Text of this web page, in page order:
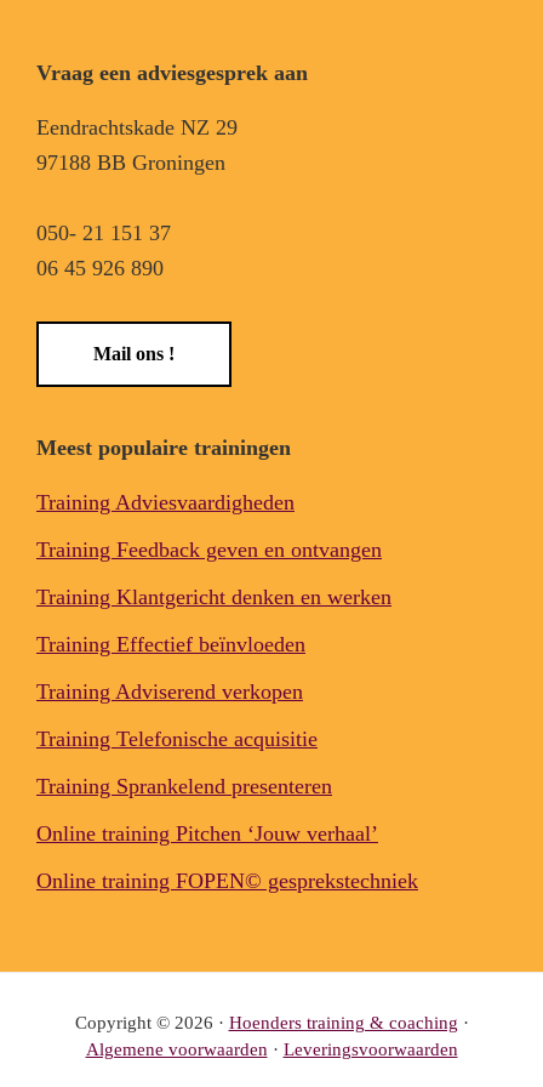
Vraag een adviesgesprek aan
Eendrachtskade NZ 29
97188 BB Groningen
050- 21 151 37
06 45 926 890
Mail ons !
Meest populaire trainingen
Training Adviesvaardigheden
Training Feedback geven en ontvangen
Training Klantgericht denken en werken
Training Effectief beïnvloeden
Training Adviserend verkopen
Training Telefonische acquisitie
Training Sprankelend presenteren
Online training Pitchen ‘Jouw verhaal’
Online training FOPEN© gesprekstechniek
Copyright © 2026 · Hoenders training & coaching ·
Algemene voorwaarden· Leveringsvoorwaarden